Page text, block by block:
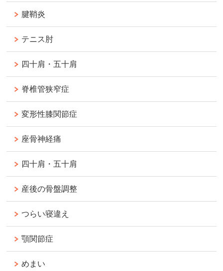
腱鞘炎
テニス肘
四十肩・五十肩
脊椎管狭窄症
変形性膝関節症
座骨神経痛
四十肩・五十肩
産後の骨盤調整
つらい寝違え
顎関節症
めまい